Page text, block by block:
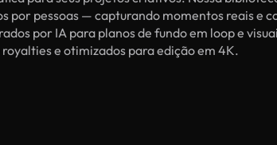
por pessoas — capturando momentos reais e
por IA para planos de fundo em loop e
e otimizados para edição em 4K.